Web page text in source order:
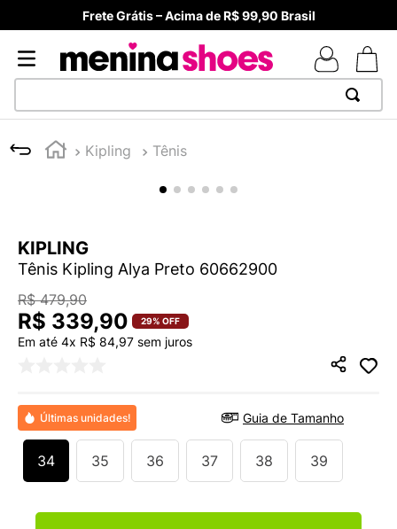
Frete Grátis – Acima de R$ 99,90 Brasil
Kipling Tênis
KIPLING
Tênis Kipling Alya Preto 60662900
R$ 479,90
R$ 339,90 29% OFF
Em até 4x R$ 84,97 sem juros
Últimas unidades! Guia de Tamanho
34 35 36 37 38 39
1
TÊNIS NEWS BALANCE 530
MELISSAS MINI BABY
º
TÊNIS VEJA WHITE
5
ADIDAS
6º
SAMBA
7 º
MELISSA SLIDE
9º
VEJA COUNTRY
10º NEW 530